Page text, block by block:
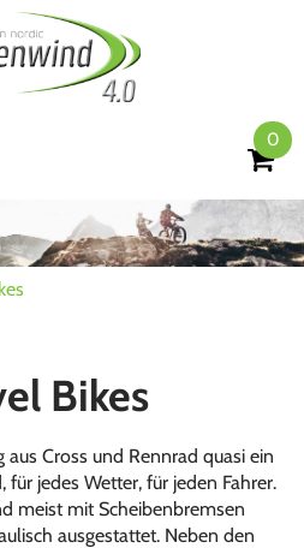
0
Bikes
aus Cross und Rennrad quasi ein
jedes Wetter, für jeden Fahrer.
meist mit Scheibenbremsen
ausgestattet. Neben den